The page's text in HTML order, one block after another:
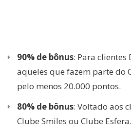
90% de bônus: Para clientes
aqueles que fazem parte do
pelo menos 20.000 pontos.
80% de bônus: Voltado aos
Clube Smiles ou Clube Esfera.